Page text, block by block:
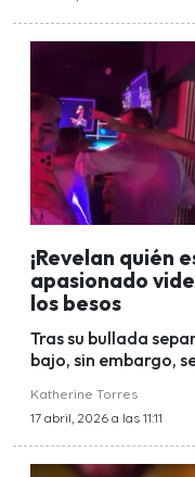
¡Revelan quién
apasionado
los besos
Tras su bullada
bajo, sin embargo,
Katherine Torres
17 abril, 2026 a las 11:11